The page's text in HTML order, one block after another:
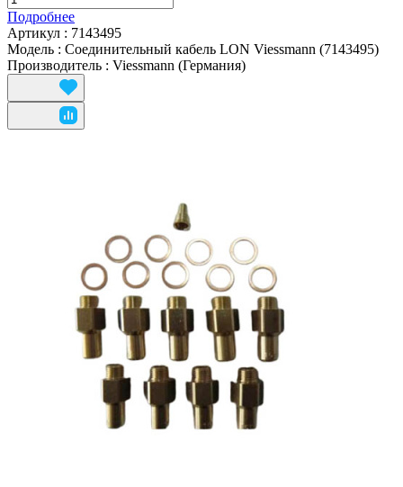
Подробнее
Артикул : 7143495
Модель : Соединительный кабель LON Viessmann (7143495)
Производитель : Viessmann (Германия)